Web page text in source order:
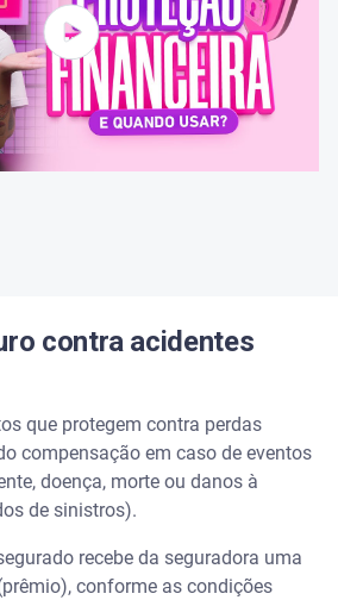
contra acidentes
que protegem contra perdas
compensação em caso de eventos
doença, morte ou danos à
de sinistros).
recebe da seguradora uma
conforme as condições